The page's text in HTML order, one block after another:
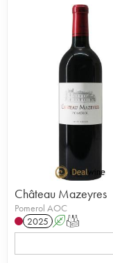
Château Mazeyres
Pomerol AOC
2025 AT